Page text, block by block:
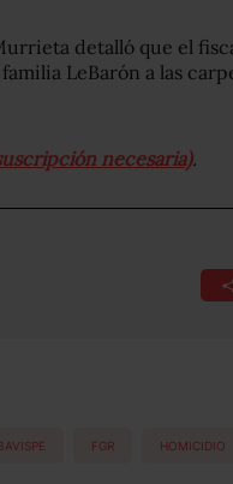
detalló que el
LeBarón a las
necesaria).
FGR HOMICIDIO